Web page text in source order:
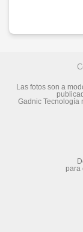
Las fotos son a
Gadnic Tecnología
para